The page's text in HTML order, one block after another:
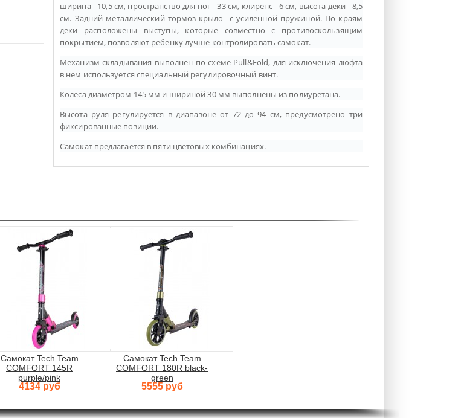
ширина - 10,5 см, пространство для ног - 33 см, клиренс - 6 см, высота деки - 8,5
см. Задний металлический тормоз-крыло с усиленной пружиной. По краям
деки расположены выступы, которые совместно с противоскользящим
покрытием, позволяют ребенку лучше контролировать самокат.
Механизм складывания выполнен по схеме Pull&Fold, для исключения люфта
в нем используется специальный регулировочный винт.
Колеса диаметром 145 мм и шириной 30 мм выполнены из полиуретана.
Высота руля регулируется в диапазоне от 72 до 94 см, предусмотрено три
фиксированные позиции.
Самокат предлагается в пяти цветовых комбинациях.
Самокат Tech Team
COMFORT 145R
purple/pink
4134 руб
Самокат Tech Team
COMFORT 180R black-
green
5555 руб